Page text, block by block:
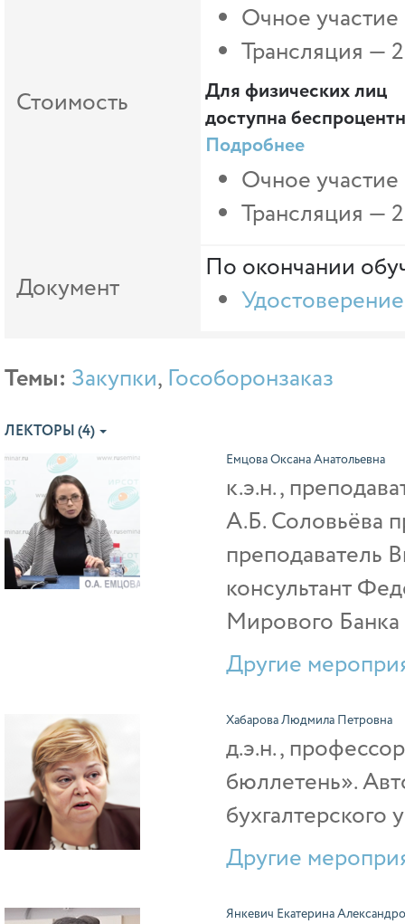
Стоимость
Очное
Трансляция —
Для физических лиц
доступна
Подробнее
Очное
Трансляция —
Документ
По окончании
Темы: Закупки, Гособоронзаказ
ЛЕКТОРЫ (4)
Емцова Оксана Анатольевна
к.э.н.,
А.Б. Соловьёва
преподаватель
консультант
Мирового Банка
Другие
Хабарова Людмила Петровна
д.э.н.,
бюллетень».
бухгалтерского
Другие
Янкевич Екатерина